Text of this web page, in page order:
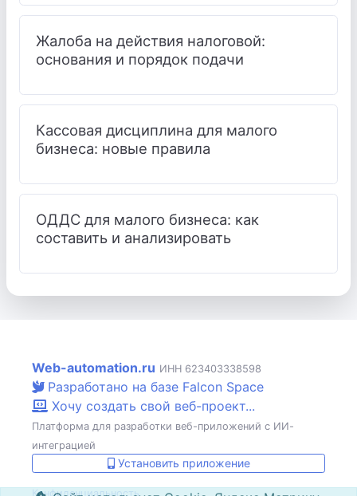
Жалоба на действия налоговой:
основания и порядок подачи
Кассовая дисциплина для малого
бизнеса: новые правила
ОДДС для малого бизнеса: как
составить и анализировать
Web-automation.ru ИНН 623403338598
Разработано на базе Falcon Space
Хочу создать свой веб-проект...
Платформа для разработки веб-приложений с ИИ-
интеграцией
Установить приложение
Конфиденциальность